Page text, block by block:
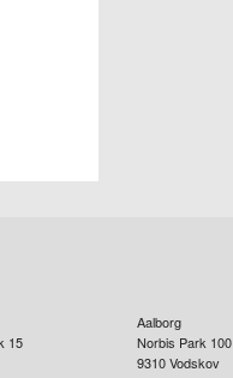
15
Aalborg
Norbis Park 100
9310 Vodskov